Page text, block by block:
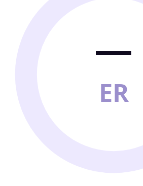
—
ER